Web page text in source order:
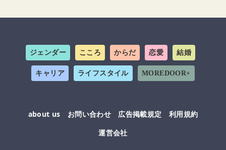
ジェンダー こころ からだ 恋愛 結婚
キャリア ライフスタイル MOREDOOR+
about us お問い合わせ 広告掲載規定
利用規約
運営会社